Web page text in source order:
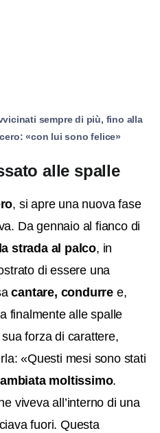
sempre di più, fino alla
«con lui sono felice»
alle spalle
, si apre una nuova fase
Da gennaio al fianco di
strada al palco, in
di essere una
cantare, condurre e,
finalmente alle spalle
forza di carattere,
«Questi mesi sono stati
moltissimo.
viveva all’interno di una
fuori. Questa